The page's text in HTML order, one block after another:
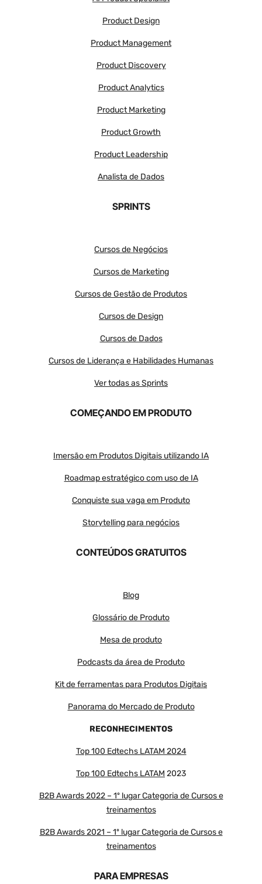
Product Design
Product Management
Product Discovery
Product Analytics
Product Marketing
Product Growth
Product Leadership
Analista de Dados
SPRINTS
Cursos de Negócios
Cursos de Marketing
Cursos de Gestão de Produtos
Cursos de Design
Cursos de Dados
Cursos de Liderança e Habilidades Humanas
Ver todas as Sprints
COMEÇANDO EM PRODUTO
Imersão em Produtos Digitais utilizando IA
Roadmap estratégico com uso de IA
Conquiste sua vaga em Produto
Storytelling para negócios
CONTEÚDOS GRATUITOS
Blog
Glossário de Produto
Mesa de produto
Podcasts da área de Produto
Kit de ferramentas para Produtos Digitais
Panorama do Mercado de Produto
RECONHECIMENTOS
Top 100 Edtechs LATAM 2024
Top 100 Edtechs LATAM 2023
B2B Awards 2022 – 1º lugar Categoria de Cursos e
treinamentos
B2B Awards 2021 – 1º lugar Categoria de Cursos e
treinamentos
PARA EMPRESAS